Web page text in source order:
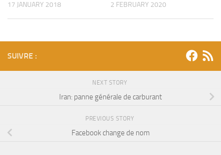
17 JANUARY 2018 2 FEBRUARY 2020
SUIVRE :
NEXT STORY
Iran: panne générale de carburant
PREVIOUS STORY
Facebook change de nom